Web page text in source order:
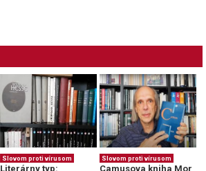
Slovom proti vírusom
Literárny typ:
Slovom proti vírusom
Camusova kniha Mor